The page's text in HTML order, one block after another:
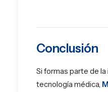
Conclusión
Si formas parte de la
tecnología médica,